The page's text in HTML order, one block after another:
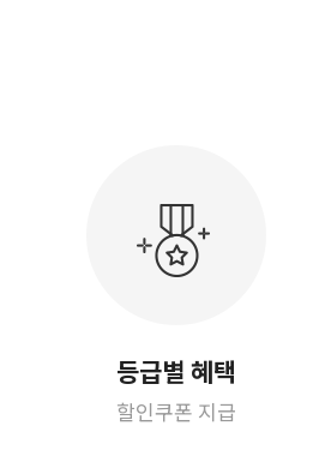
등급별 혜택
할인쿠폰 지급